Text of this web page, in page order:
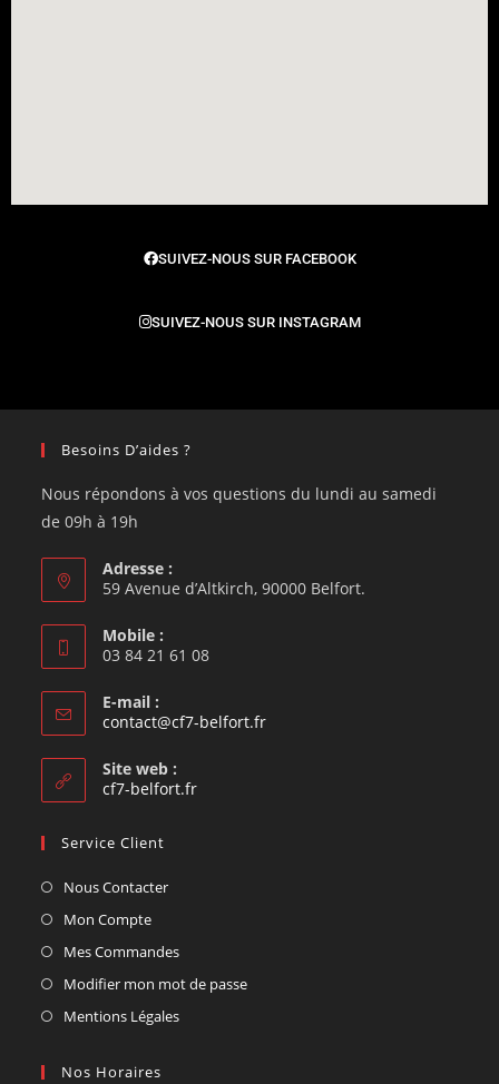
SUIVEZ-NOUS SUR FACEBOOK
SUIVEZ-NOUS SUR INSTAGRAM
Besoins D’aides ?
Nous répondons à vos questions du lundi au samedi
de 09h à 19h
Adresse :
59 Avenue d’Altkirch, 90000 Belfort.
Mobile :
03 84 21 61 08
E-mail :
contact@cf7-belfort.fr
Site web :
cf7-belfort.fr
Service Client
Nous Contacter
Mon Compte
Mes Commandes
Modifier mon mot de passe
Mentions Légales
Nos Horaires